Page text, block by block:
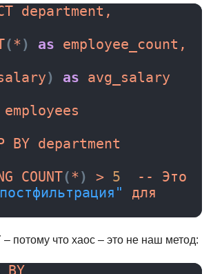
department,
(*) as employee_count,
) as avg_salary
employees
BY department
COUNT(*) > 5
  -- Это
для
потому что хаос – это не наш метод:
Эдюсон 133 отзыва
5 683 ₽ Подробнее
Специалист.ру
от 1 440 ₽